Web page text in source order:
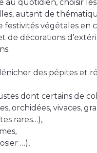
quotidien, choisir
autant de
végétales en
de décorations
des pépites et
dont certains de
orchidées, vivaces,
rares…),
…),